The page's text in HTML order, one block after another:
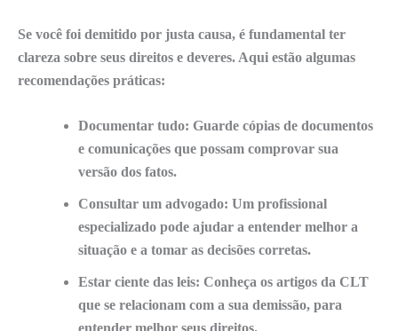
Se você foi demitido por justa causa, é fundamental ter
clareza sobre seus direitos e deveres. Aqui estão algumas
recomendações práticas:
Documentar tudo: Guarde cópias de documentos
e comunicações que possam comprovar sua
versão dos fatos.
Consultar um advogado: Um profissional
especializado pode ajudar a entender melhor a
situação e a tomar as decisões corretas.
Estar ciente das leis: Conheça os artigos da CLT
que se relacionam com a sua demissão, para